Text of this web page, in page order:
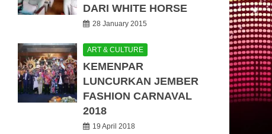
DARI WHITE HORSE
28 January 2015
ART & CULTURE
KEMENPAR
LUNCURKAN JEMBER
FASHION CARNAVAL
2018
19 April 2018